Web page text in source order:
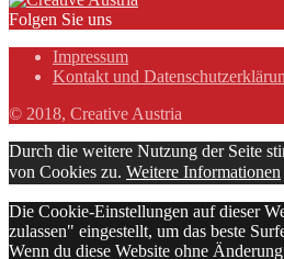
Folgen Sie uns
Impressum
Kontakt und
© 2018, Creative Austria
Durch die weitere Nutzung der Seite
von Cookies zu. Weitere Informationen
Die Cookie-Einstellungen auf dieser
zulassen" eingestellt, um das beste
Wenn du diese Website ohne